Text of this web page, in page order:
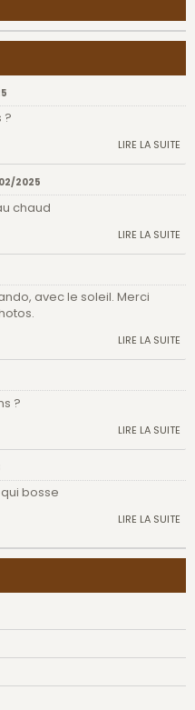
?
LIRE LA SUITE
2025
chaud
LIRE LA SUITE
avec le soleil. Merci
LIRE LA SUITE
?
LIRE LA SUITE
qui bosse
LIRE LA SUITE